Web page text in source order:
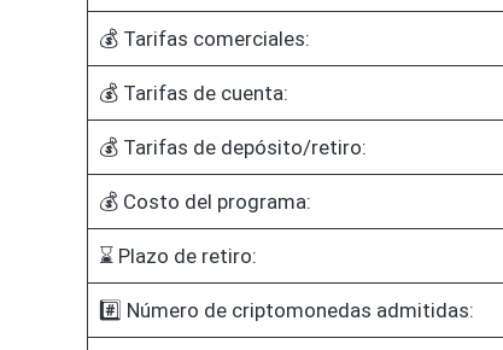
💰 Tarifas comerciales:
💰 Tarifas de cuenta:
💰 Tarifas de depósito/retiro:
💰 Costo del programa:
⌛ Plazo de retiro:
#️⃣ Número de criptomonedas admitidas: